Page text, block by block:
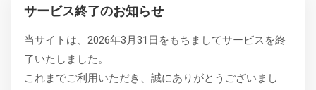
サービス終了のお知らせ
当サイトは、2026年3月31日をもちましてサービスを終
了いたしました。
これまでご利用いただき、誠にありがとうございまし